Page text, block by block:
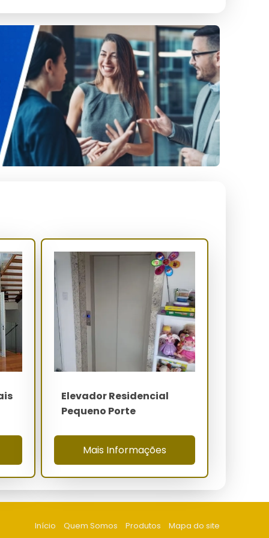
Elevador Residencial
Pequeno Porte
Mais Informações
Início Quem Somos Produtos Mapa do site